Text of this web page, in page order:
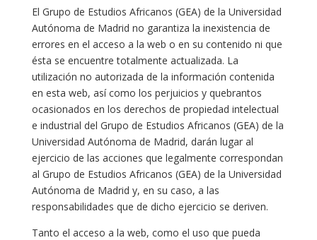
El Grupo de Estudios Africanos (GEA) de la Universidad
Autónoma de Madrid no garantiza la inexistencia de
errores en el acceso a la web o en su contenido ni que
ésta se encuentre totalmente actualizada. La
utilización no autorizada de la información contenida
en esta web, así como los perjuicios y quebrantos
ocasionados en los derechos de propiedad intelectual
e industrial del Grupo de Estudios Africanos (GEA) de la
Universidad Autónoma de Madrid, darán lugar al
ejercicio de las acciones que legalmente correspondan
al Grupo de Estudios Africanos (GEA) de la Universidad
Autónoma de Madrid y, en su caso, a las
responsabilidades que de dicho ejercicio se deriven.
Tanto el acceso a la web, como el uso que pueda